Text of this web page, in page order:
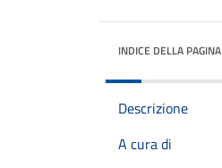
INDICE DELLA PAGINA
Descrizione
A cura di